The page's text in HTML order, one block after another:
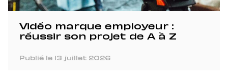
Vidéo marque employeur :
réussir son projet de A à Z
Publié le 13 juillet 2026